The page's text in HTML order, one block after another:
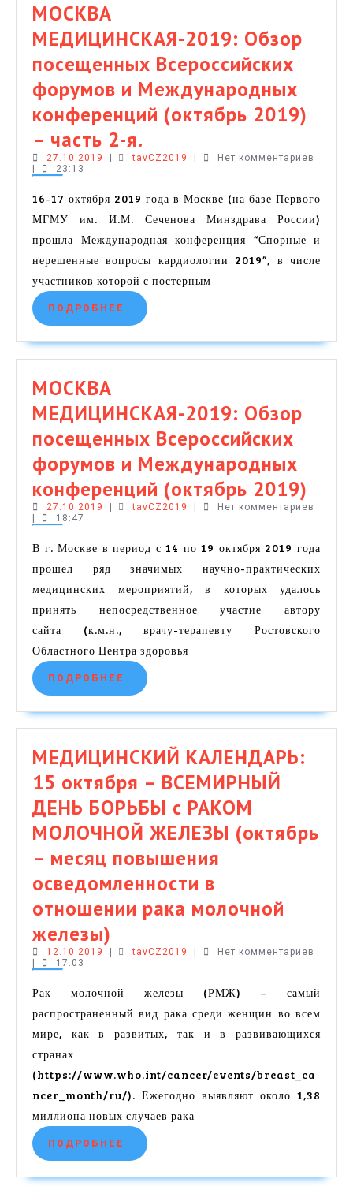
часть
3-
я.
МОСКВА
МЕДИЦИНСКАЯ-2019: Обзор
посещенных Всероссийских
форумов и Международных
конференций (октябрь 2019)
– часть 2-я.
МЕДИЦИНСКАЯ-2019:
Обзор
посещенных
Всероссийских
форумов
и
Международных
конференций
(октябрь
–
часть
2-
я.
27.10.2019 27.10.2019tavCZ2019 tavCZ2019Нет комментариев
23:13
16-17 октября 2019 года в Москве (на базе Первого
МГМУ им. И.М. Сеченова Минздрава России)
прошла Международная конференция “Спорные и
нерешенные вопросы кардиологии 2019”, в числе
участников которой с постерным
ПОДРОБНЕЕ ПОДРОБНЕЕ
МОСКВА
МЕДИЦИНСКАЯ-2019: Обзор
посещенных Всероссийских
форумов и Международных
конференций (октябрь 2019)
и
27.10.2019 27.10.2019
| tavCZ2019 tavCZ2019
|
Нет комментариев
|
18:47
В г. Москве в период с 14 по 19 октября 2019 года
прошел ряд значимых научно-практических
медицинских мероприятий, в которых удалось
принять непосредственное участие автору
сайта (к.м.н., врачу-терапевту Ростовского
Областного Центра здоровья
ПОДРОБНЕЕ ПОДРОБНЕЕ
МЕДИЦИНСКИЙ КАЛЕНДАРЬ:
15 октября – ВСЕМИРНЫЙ
ДЕНЬ БОРЬБЫ с РАКОМ
МОЛОЧНОЙ ЖЕЛЕЗЫ (октябрь
– месяц повышения
осведомленности в
отношении рака молочной
железы)
КАЛЕНДАРЬ:
15
октября
–
ДЕНЬ
БОРЬБЫ
с
РАКОМ
12.10.2019 12.10.2019tavCZ2019 tavCZ2019Нет комментариев
17:03
Рак молочной железы (РМЖ) – самый
распространенный вид рака среди женщин во всем
мире, как в развитых, так и в развивающихся
странах
(https://www.who.int/cancer/events/breast_ca
ncer_month/ru/). Ежегодно выявляют около 1,38
миллиона новых случаев рака
ПОДРОБНЕЕ ПОДРОБНЕЕ